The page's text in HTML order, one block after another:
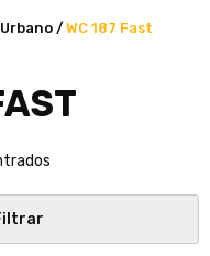
WC 187 Fast